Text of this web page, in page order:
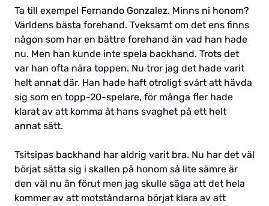
Ta till exempel Fernando Gonzalez. Minns ni honom?
Världens bästa forehand. Tveksamt om det ens finns
någon som har en bättre forehand än vad han hade
nu. Men han kunde inte spela backhand. Trots det
var han ofta nära toppen. Nu tror jag det hade varit
helt annat där. Han hade haft otroligt svårt att hävda
sig som en topp-20-spelare, för många fler hade
klarat av att komma åt hans svaghet på ett helt
annat sätt.
Tsitsipas backhand har aldrig varit bra. Nu har det väl
börjat sätta sig i skallen på honom så lite sämre är
den väl nu än förut men jag skulle säga att det hela
kommer av att motståndarna börjat klara av att